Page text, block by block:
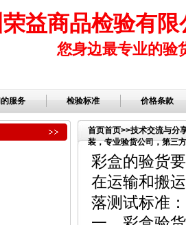
益商品检验有限
您身边最专业的验
服务 检验标准 价格条款
首页首页>>技术交流与分
装，专业验货公司，第三
司，服装检品，鞋子检品
彩盒的验货
在运输和搬
落测试标准：